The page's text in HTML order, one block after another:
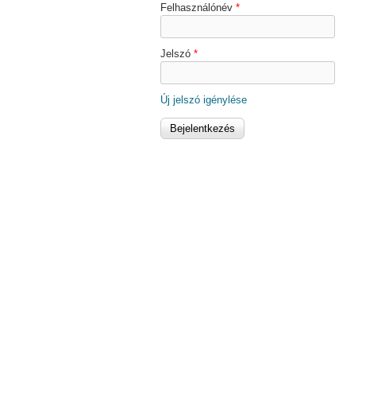
Felhasználónév *
Jelszó *
Új jelszó igénylése